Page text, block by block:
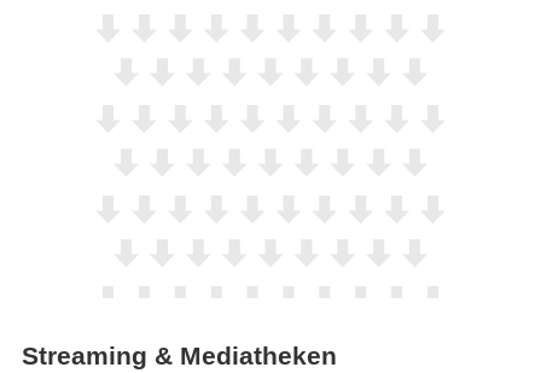
Streaming & Mediatheken